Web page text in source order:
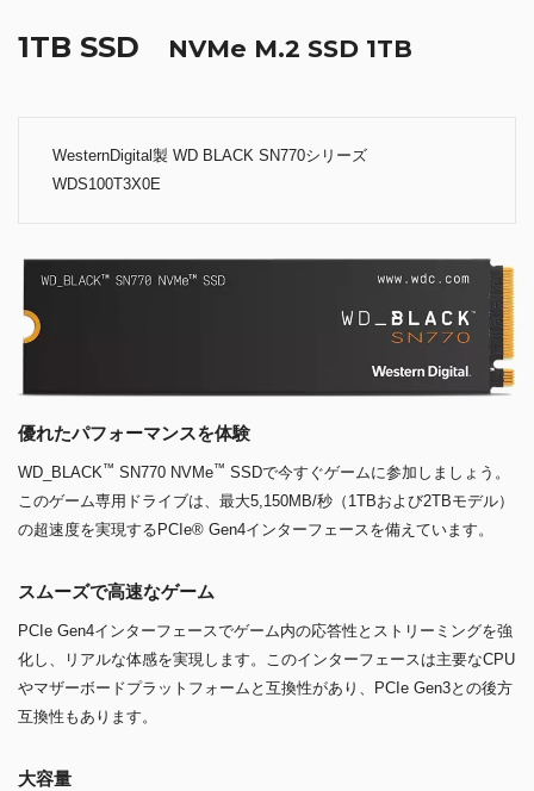
1TB SSD NVMe M.2 SSD 1TB
WesternDigital製 WD BLACK SN770シリーズ
WDS100T3X0E
優れたパフォーマンスを体験
WD_BLACK™ SN770 NVMe™ SSDで今すぐゲームに参加しましょう。
このゲーム専用ドライブは、最大5,150MB/秒（1TBおよび2TBモデル）
の超速度を実現するPCIe® Gen4インターフェースを備えています。
スムーズで高速なゲーム
PCIe Gen4インターフェースでゲーム内の応答性とストリーミングを強
化し、リアルな体感を実現します。このインターフェースは主要なCPU
やマザーボードプラットフォームと互換性があり、PCIe Gen3との後方
互換性もあります。
大容量